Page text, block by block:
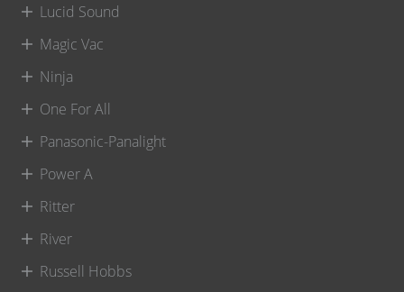
Lucid Sound
Magic Vac
Ninja
One For All
Panasonic-Panalight
Power A
Ritter
River
Russell Hobbs